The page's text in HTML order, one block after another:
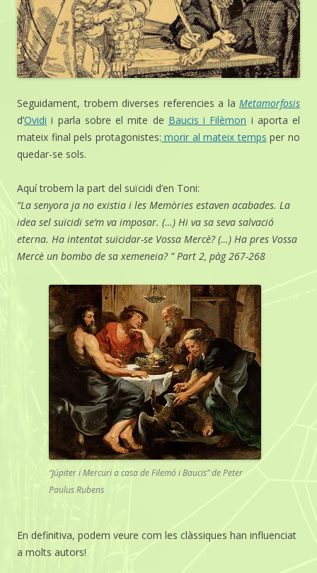
Seguidament, trobem diverses referencies a la Metamorfosis
d’Ovidi i parla sobre el mite de Baucis i Filèmon i aporta el
mateix final pels protagonistes: morir al mateix temps per no
quedar-se sols.
Aquí trobem la part del suïcidi d’en Toni:
“La senyora ja no existia i les Memòries estaven acabades. La
idea sel suïcidi se’m va imposar. (…) Hi va sa seva salvació
eterna. Ha intentat suïcidar-se Vossa Mercè? (…) Ha pres Vossa
Mercè un bombo de sa xemeneia? ” Part 2, pàg 267-268
“Júpiter i Mercuri a casa de Filemó i Baucis” de Peter
Paulus Rubens
En definitiva, podem veure com les clàssiques han influenciat
a molts autors!